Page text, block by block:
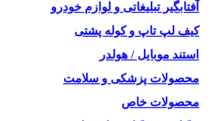
آفتابگیر تبلیغاتی و لوازم خودرو
کیف لپ تاپ و کوله پشتی
استند موبایل / هولدر
محصولات پزشکی و سلامت
محصولات خاص